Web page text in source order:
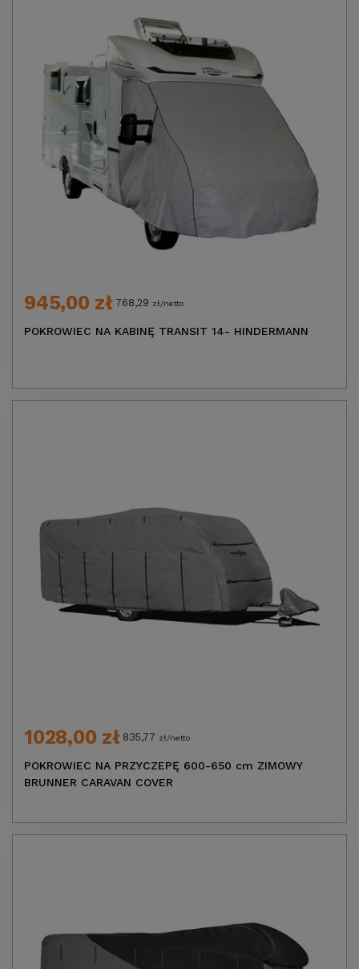
945,00 zł 768,29 zł/netto
POKROWIEC NA KABINĘ TRANSIT 14- HINDERMANN
1028,00 zł 835,77 zł/netto
POKROWIEC NA PRZYCZEPĘ 600-650 cm ZIMOWY
BRUNNER CARAVAN COVER